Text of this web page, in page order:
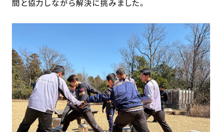
間と協力しながら解決に挑みました。